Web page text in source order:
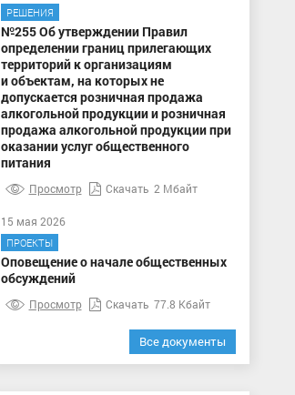
РЕШЕНИЯ
№255 Об утверждении Правил
определении границ прилегающих
территорий к организациям
и объектам, на которых не
допускается розничная продажа
алкогольной продукции и розничная
продажа алкогольной продукции при
оказании услуг общественного
питания
Просмотр Скачать 2 Мбайт
15 мая 2026
ПРОЕКТЫ
Оповещение о начале общественных
обсуждений
Просмотр Скачать 77.8 Кбайт
Все документы